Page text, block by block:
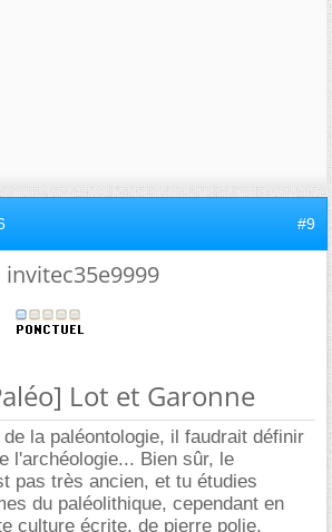
#9
invitec35e9999
Lot et Garonne
la paléontologie, il faudrait définir
l'archéologie... Bien sûr, le
pas très ancien, et tu étudies
du paléolithique, cependant en
culture écrite, de pierre polie,